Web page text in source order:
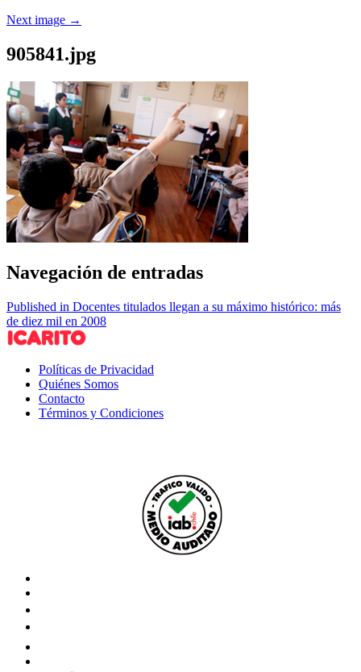
Next image →
905841.jpg
Navegación de entradas
Published in Docentes titulados llegan a su máximo histórico: más
de diez mil en 2008
Políticas de Privacidad
Quiénes Somos
Contacto
Términos y Condiciones